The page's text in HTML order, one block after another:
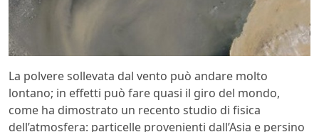
La polvere sollevata dal vento può andare molto
lontano; in effetti può fare quasi il giro del mondo,
come ha dimostrato un recento studio di fisica
dell’atmosfera: particelle provenienti dall’Asia e persino